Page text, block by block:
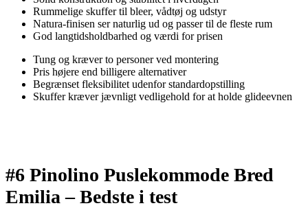
Rummelige skuffer til bleer, vådtøj og udstyr
Natura-finisen ser naturlig ud og passer til de fleste rum
God langtidsholdbarhed og værdi for prisen
Tung og kræver to personer ved montering
Pris højere end billigere alternativer
Begrænset fleksibilitet udenfor standardopstilling
Skuffer kræver jævnligt vedligehold for at holde glideevnen
#6 Pinolino Puslekommode Bred
Emilia –Bedste i test